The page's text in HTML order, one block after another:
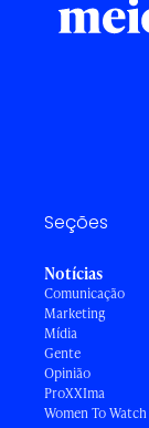
Seções
Notícias
Comunicação
Marketing
Mídia
Gente
Opinião
ProXXIma
Women To Watch